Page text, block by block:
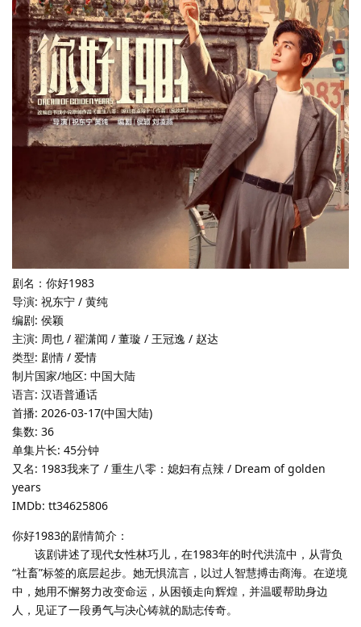
剧名：你好1983
导演: 祝东宁 / 黄纯
编剧: 侯颖
主演: 周也 / 翟潇闻 / 董璇 / 王冠逸 / 赵达
类型: 剧情 / 爱情
制片国家/地区: 中国大陆
语言: 汉语普通话
首播: 2026-03-17(中国大陆)
集数: 36
单集片长: 45分钟
又名: 1983我来了 / 重生八零：媳妇有点辣 / Dream of golden
years
IMDb: tt34625806
你好1983的剧情简介：
该剧讲述了现代女性林巧儿，在1983年的时代洪流中，从背负
“社畜”标签的底层起步。她无惧流言，以过人智慧搏击商海。在逆境
中，她用不懈努力改变命运，从困顿走向辉煌，并温暖帮助身边
人，见证了一段勇气与决心铸就的励志传奇。